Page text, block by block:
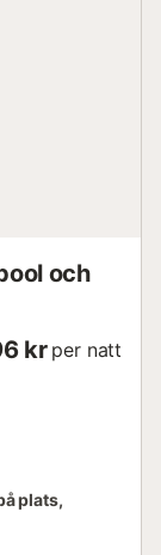
och
kr per natt
plats,